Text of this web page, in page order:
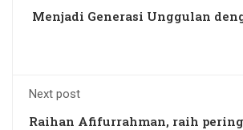
Menjadi Generasi Unggulan
Next post
Raihan Afifurrahman, raih